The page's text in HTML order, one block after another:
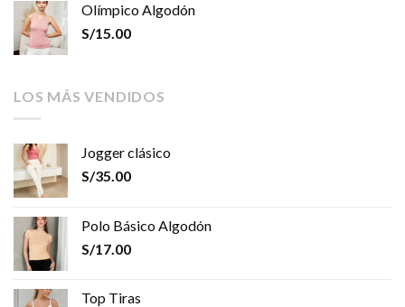
Olímpico Algodón
S/15.00
LOS MÁS VENDIDOS
Jogger clásico
S/35.00
Polo Básico Algodón
S/17.00
Top Tiras